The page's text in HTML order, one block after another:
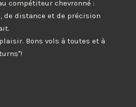
compétiteur chevronné :
de distance et de précision
Bons vols à toutes et à